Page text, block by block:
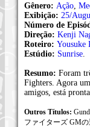
Gênero: Ação
Exibição: 25/
Número de
Direção: Kenji
Roteiro: Yousuke
Estúdio: Sunrise
Resumo: Foram
Fighters. Agora
amigos, está
Outros Títulos:
ファイターズ GM